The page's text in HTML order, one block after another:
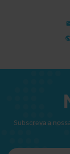
Subscreva a